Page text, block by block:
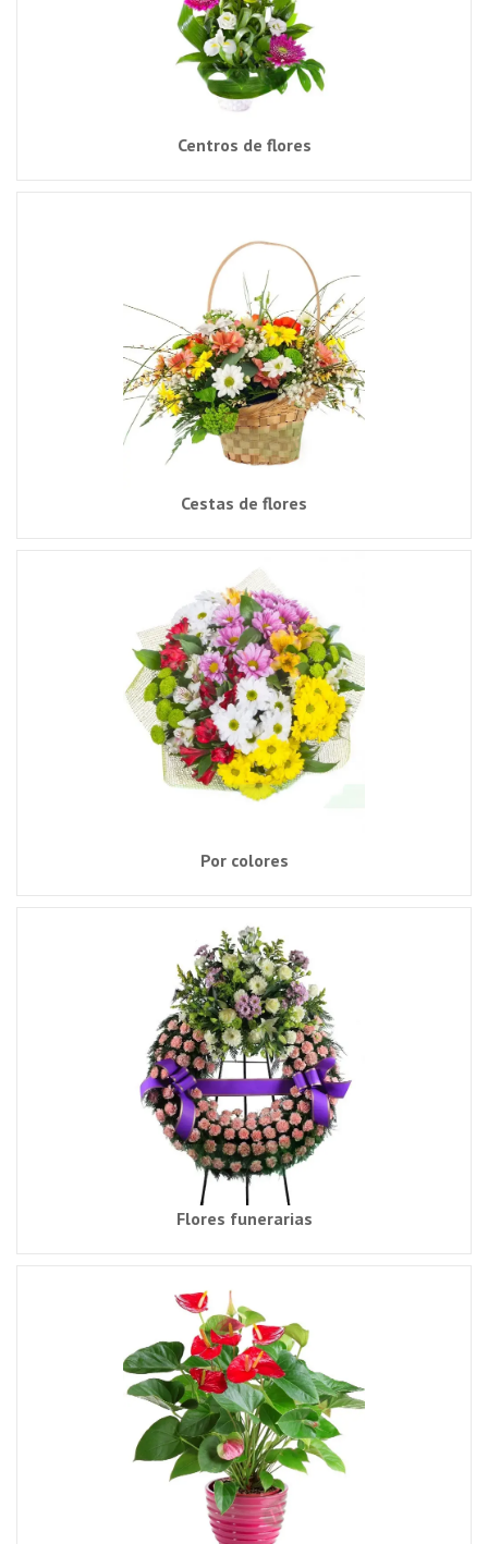
Centros de flores
Cestas de flores
Por colores
Flores funerarias